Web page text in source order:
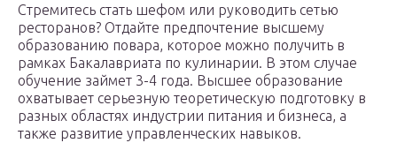
Стремитесь стать шефом или руководить сетью
ресторанов? Отдайте предпочтение высшему
образованию повара, которое можно получить в
рамках Бакалавриата по кулинарии. В этом случае
обучение займет 3-4 года. Высшее образование
охватывает серьезную теоретическую подготовку в
разных областях индустрии питания и бизнеса, а
также развитие управленческих навыков.